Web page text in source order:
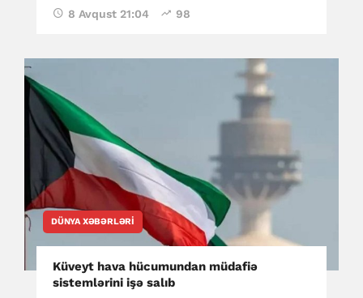
8 Avqust 21:04 98
DÜNYA XƏBƏRLƏRI
Küveyt hava hücumundan müdafiə
sistemlərini işə salıb